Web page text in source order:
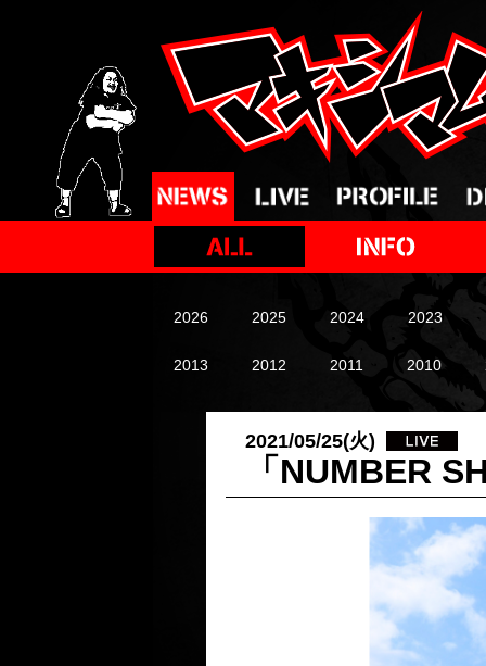
2026 2025 2024 2023
2013 2012 2011 2010
2021/05/25(火)
「NUMBER